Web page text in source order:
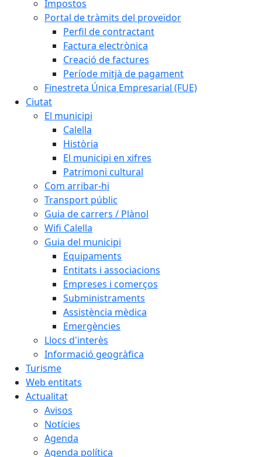
Impostos
Portal de tràmits del proveïdor
Perfil de contractant
Factura electrònica
Creació de factures
Període mitjà de pagament
Finestreta Única Empresarial (FUE)
Ciutat
El municipi
Calella
Història
El municipi en xifres
Patrimoni cultural
Com arribar-hi
Transport públic
Guia de carrers / Plànol
Wifi Calella
Guia del municipi
Equipaments
Entitats i associacions
Empreses i comerços
Subministraments
Assistència mèdica
Emergències
Llocs d'interès
Informació geogràfica
Turisme
Web entitats
Actualitat
Avisos
Notícies
Agenda
Agenda política